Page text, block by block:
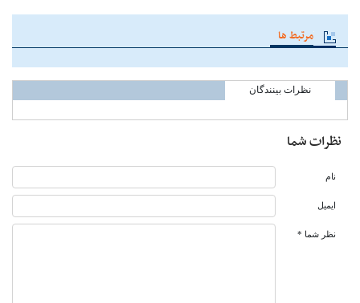
مرتبط ها
نظرات بینندگان
نظرات شما
نام
ایمیل
نظر شما *